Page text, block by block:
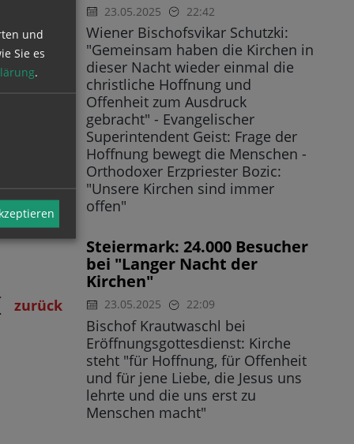
zurück
23.05.2025 22:42
Wiener Bischofsvikar Schutzki:
"Gemeinsam haben die Kirchen in
dieser Nacht wieder einmal die
christliche Hoffnung und
Offenheit zum Ausdruck
gebracht" - Evangelischer
Superintendent Geist: Frage der
Hoffnung bewegt die Menschen -
Orthodoxer Erzpriester Bozic:
"Unsere Kirchen sind immer
offen"
Steiermark: 24.000 Besucher
bei "Langer Nacht der
Kirchen"
23.05.2025 22:09
Bischof Krautwaschl bei
Eröffnungsgottesdienst: Kirche
steht "für Hoffnung, für Offenheit
und für jene Liebe, die Jesus uns
lehrte und die uns erst zu
Menschen macht"
und
Sie es
.